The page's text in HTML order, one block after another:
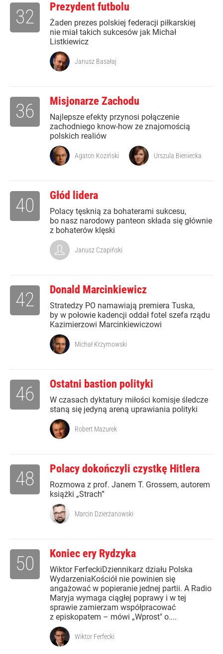
Prezydent futbolu
Żaden prezes polskiej federacji piłkarskiej
nie miał takich sukcesów jak Michał
Listkiewicz
32
Janusz Basałaj
Misjonarze Zachodu
Najlepsze efekty przynosi połączenie
zachodniego know-how ze znajomością
polskich realiów
36
Agaton Koziński Urszula Bieniecka
Głód lidera
Polacy tęsknią za bohaterami sukcesu,
bo nasz narodowy panteon składa się głównie
z bohaterów klęski
40
Janusz Czapiński
Donald Marcinkiewicz
Stratedzy PO namawiają premiera Tuska,
by w połowie kadencji oddał fotel szefa rządu
Kazimierzowi Marcinkiewiczowi
42
Michał Krzymowski
Ostatni bastion polityki
W czasach dyktatury miłości komisje śledcze
staną się jedyną areną uprawiania polityki
46
Robert Mazurek
Polacy dokończyli czystkę Hitlera
Rozmowa z prof. Janem T. Grossem, autorem
książki „Strach”
48
Marcin Dzierżanowski
Koniec ery Rydzyka
Wiktor FerfeckiDziennikarz działu Polska
WydarzeniaKościół nie powinien się
angażować w popieranie jednej partii. A Radio
Maryja wymaga ciągłej poprawy i w tej
sprawie zamierzam współpracować
z episkopatem – mówi „Wprost" o....
50
Wiktor Ferfecki